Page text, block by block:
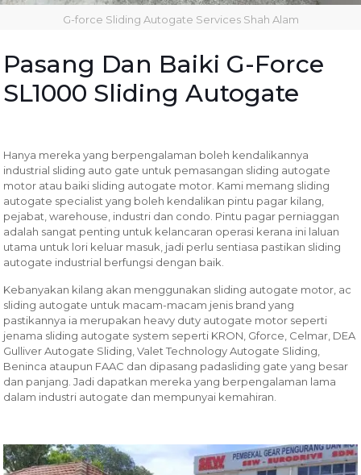
G-force Sliding Autogate Services Shah Alam
Pasang Dan Baiki G-Force
SL1000 Sliding Autogate
Hanya mereka yang berpengalaman boleh kendalikannya
industrial sliding auto gate untuk pemasangan sliding autogate
motor atau baiki sliding autogate motor. Kami memang sliding
autogate specialist yang boleh kendalikan pintu pagar kilang,
pejabat, warehouse, industri dan condo. Pintu pagar perniaggan
adalah sangat penting untuk kelancaran operasi kerana ini laluan
utama untuk lori keluar masuk, jadi perlu sentiasa pastikan sliding
autogate industrial berfungsi dengan baik.
Kebanyakan kilang akan menggunakan sliding autogate motor, ac
sliding autogate untuk macam-macam jenis brand yang
pastikannya ia merupakan heavy duty autogate motor seperti
jenama sliding autogate system seperti KRON, Gforce, Celmar, DEA
Gulliver Autogate Sliding, Valet Technology Autogate Sliding,
Beninca ataupun FAAC dan dipasang padasliding gate yang besar
dan panjang. Jadi dapatkan mereka yang berpengalaman lama
dalam industri autogate dan mempunyai kemahiran.